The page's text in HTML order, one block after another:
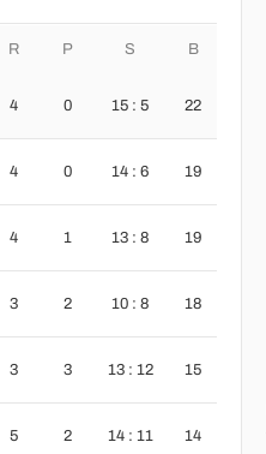
R P S B
4 0 15 : 5 22
4 0 14 : 6 19
4 1 13 : 8 19
3 2 10 : 8 18
3 3 13 : 12 15
5 2 14 : 11 14